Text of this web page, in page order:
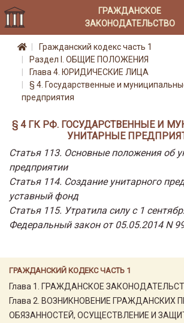
ГРАЖДАНСКОЕ
ЗАКОНОДАТЕЛЬСТВО
ГРАЖДАНСКИЙ КОДЕКС ЧАСТЬ 1
Глава 1. ГРАЖДАНСКОЕ
Глава 2. ВОЗНИКНОВЕНИЕ ГРАЖДАНСКИХ
ОБЯЗАННОСТЕЙ, ОСУЩЕСТВЛЕНИЕ И
Гражданский кодекс часть 1
Раздел I. ОБЩИЕ ПОЛОЖЕНИЯ
Глава 4. ЮРИДИЧЕСКИЕ ЛИЦА
§ 4. Государственные и
предприятия
§ 4 ГК РФ. ГОСУДАРСТВЕННЫЕ И
УНИТАРНЫЕ
Статья 113. Основные положения об
предприятии
Статья 114. Создание унитарного
уставный фонд
Статья 115. Утратила силу с 1
Федеральный закон от 05.05.2014 N